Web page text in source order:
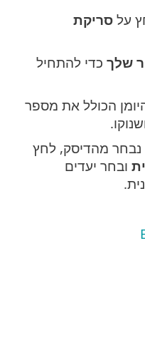
על סריקת
שלך כדי להתחיל
הכולל את מספר
נבחר מהדיסק, לחץ
ובחר יעדים